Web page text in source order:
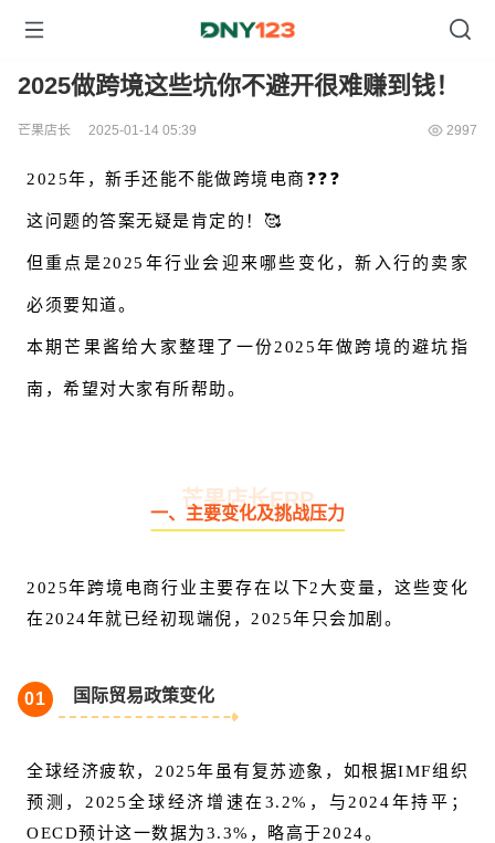
2025做跨境这些坑你不避开很难赚到钱！
芒果店长 2025-01-14 05:39 2997
2025年，新手还能不能做跨境电商❓❓❓
这问题的答案无疑是肯定的！🥰
但重点是2025年行业会迎来哪些变化，新入行的卖家
必须要知道。
本期芒果酱给大家整理了一份2025年做跨境的避坑指
南，希望对大家有所帮助。
芒果店长ERP
一、主要变化及挑战压力
2025年跨境电商行业主要存在以下2大变量，这些变化
在2024年就已经初现端倪，2025年只会加剧。
01 国际贸易政策变化
全球经济疲软，2025年虽有复苏迹象，如根据IMF组织
预测，2025全球经济增速在3.2%，与2024年持平；
OECD预计这一数据为3.3%，略高于2024。